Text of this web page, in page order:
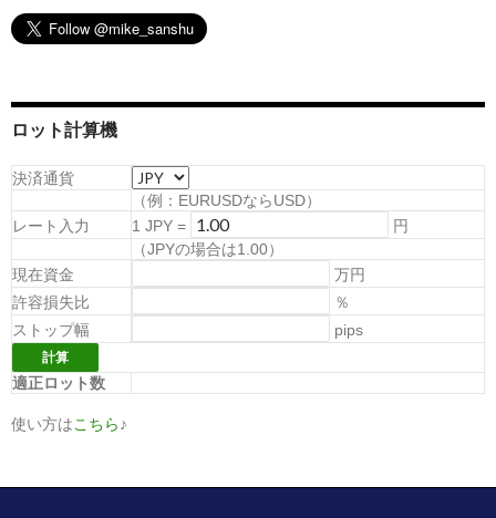
ロット計算機
決済通貨
（例：EURUSDならUSD）
レート入力
1 JPY =
円
（JPYの場合は1.00）
現在資金
万円
許容損失比
％
ストップ幅
pips
適正ロット数
使い方はこちら♪